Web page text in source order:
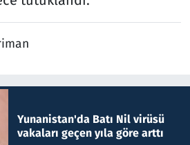
Yunanistan'da Batı Nil virüsü
vakaları geçen yıla göre arttı